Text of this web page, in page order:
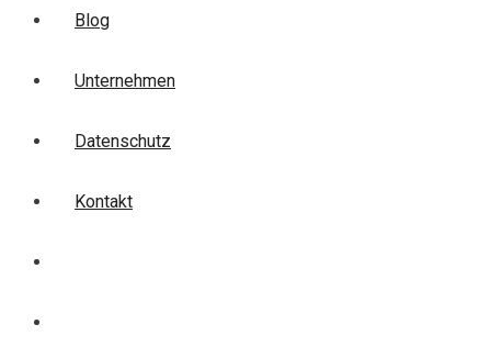
Blog
Unternehmen
Datenschutz
Kontakt